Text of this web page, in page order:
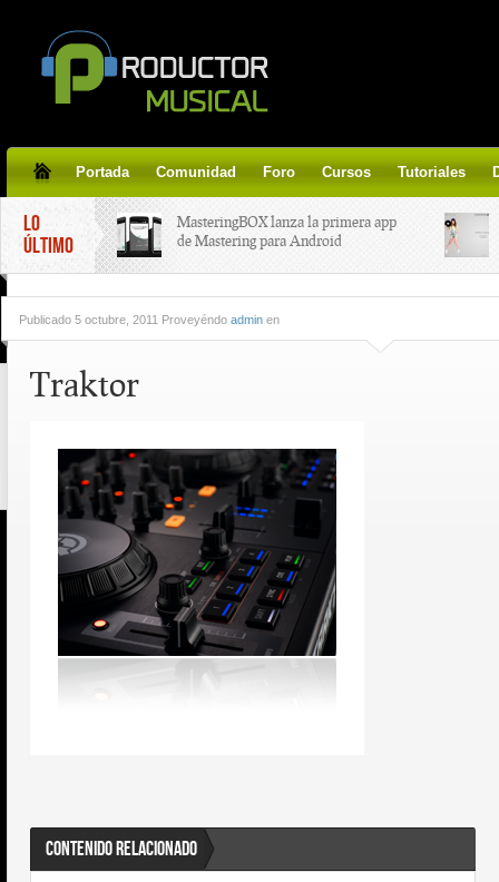
Portada Comunidad Foro Cursos Tutoriales
LO
ÚLTIMO
MasteringBOX lanza la primera app
de Mastering para Android
line gratis!
Tutorial de CLA Effects, aprende a
aplicar efectos a tus voces.
Publicado 5 octubre, 2011 Proveyéndo admin en
Traktor
CONTENIDO RELACIONADO